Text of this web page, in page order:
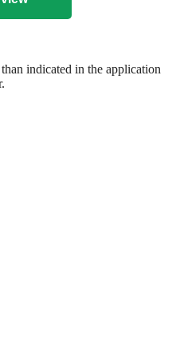
indicated in the application